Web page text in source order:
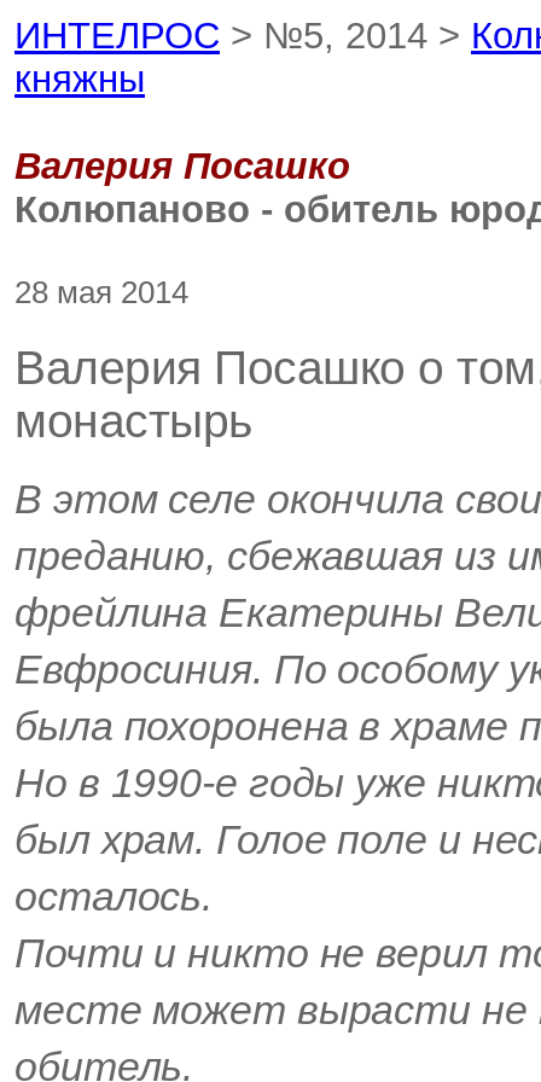
ИНТЕЛРОС > №5, 2014 >
княжны
Валерия Посашко
Колюпаново - обитель
28 мая 2014
Валерия Посашко о
монастырь
В этом селе окончила
преданию, сбежавшая из
фрейлина Екатерины
Евфросиния. По особому
была похоронена в храме
Но в 1990-е годы уже
был храм. Голое поле и
осталось.
Почти и никто не верил
месте может вырасти не
обитель.